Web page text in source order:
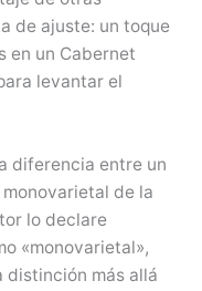
de ajuste: un toque
en un Cabernet
levantar el
diferencia entre un
de la
lo declare
«monovarietal»,
distinción más allá